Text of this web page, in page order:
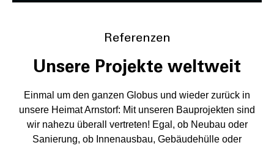
Referenzen
Unsere Projekte weltweit
Einmal um den ganzen Globus und wieder zurück in
unsere Heimat Arnstorf: Mit unseren Bauprojekten sind
wir nahezu überall vertreten! Egal, ob Neubau oder
Sanierung, ob Innenausbau, Gebäudehülle oder